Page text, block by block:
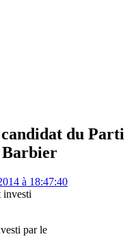
du Parti
Barbier
à 18:47:40
par le